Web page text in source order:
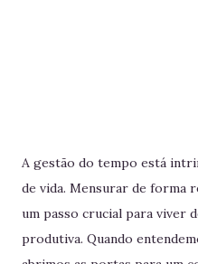
A gestão do tempo está
de vida. Mensurar de forma
um passo crucial para viver
produtiva. Quando